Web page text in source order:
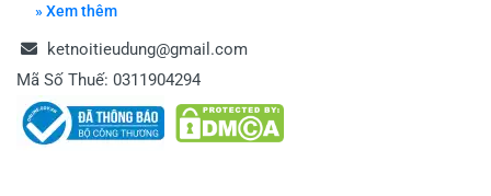
» Xem thêm
ketnoitieudung@gmail.com
Mã Số Thuế: 0311904294